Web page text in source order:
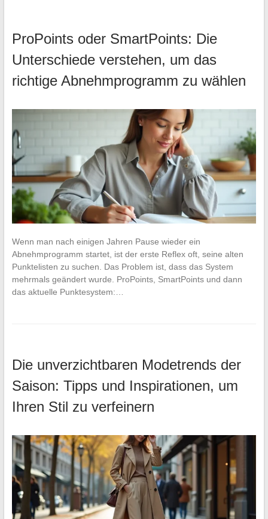
ProPoints oder SmartPoints: Die
Unterschiede verstehen, um das
richtige Abnehmprogramm zu wählen
Wenn man nach einigen Jahren Pause wieder ein
Abnehmprogramm startet, ist der erste Reflex oft, seine alten
Punktelisten zu suchen. Das Problem ist, dass das System
mehrmals geändert wurde. ProPoints, SmartPoints und dann
das aktuelle Punktesystem:…
Die unverzichtbaren Modetrends der
Saison: Tipps und Inspirationen, um
Ihren Stil zu verfeinern